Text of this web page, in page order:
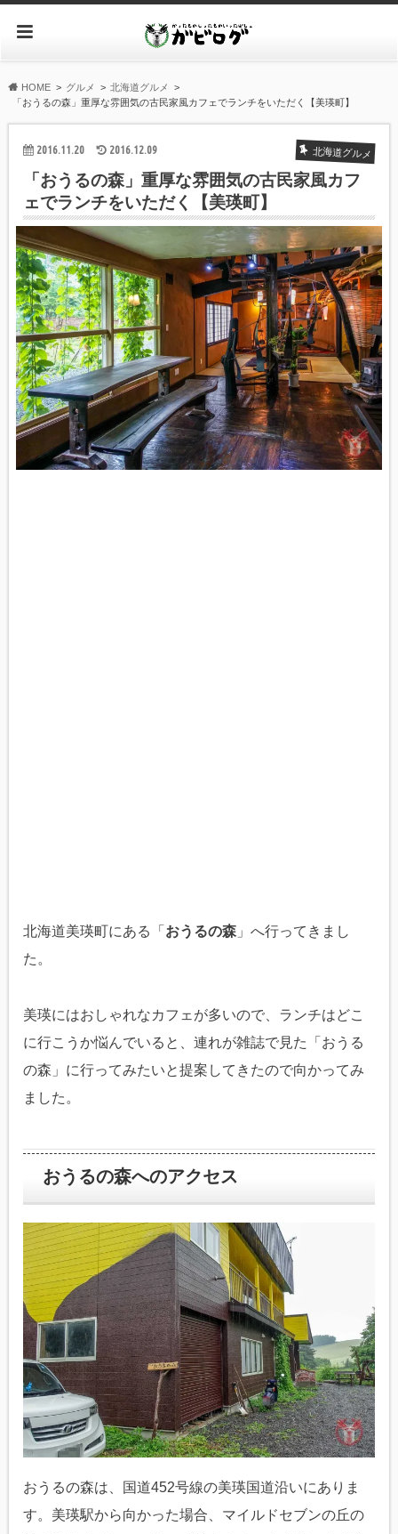
HOME グルメ
北海道グルメ
「おうるの森」重厚な雰囲気の古民家風カフェでランチをいただく【美瑛町】
2016.11.20 2016.12.09 北海道グルメ
「おうるの森」重厚な雰囲気の古民家風カフ
ェでランチをいただく【美瑛町】
北海道美瑛町にある「 おうるの森」へ行ってきまし
た。
美瑛にはおしゃれなカフェが多いので、ランチはどこ
に行こうか悩んでいると、連れが雑誌で見た「おうる
の森」に行ってみたいと提案してきたので向かってみ
ました。
おうるの森へのアクセス
おうるの森は、国道452号線の美瑛国道沿いにありま
す。美瑛駅から向かった場合、マイルドセブンの丘の